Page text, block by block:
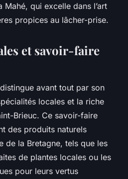
Mahé, qui excelle dans l’art
propices au lâcher-prise.
et savoir-faire
avant tout par son
locales et la riche
Brieuc. Ce savoir-faire
des produits naturels
de la Bretagne, tels que les
de plantes locales ou les
pour leurs vertus